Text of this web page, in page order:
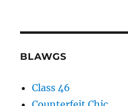
BLAWGS
Class 46